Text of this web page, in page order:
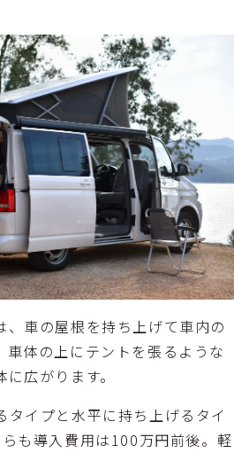
、車の屋根を持ち上げて車内の
車体の上にテントを張るような
広がります。
イプと水平に持ち上げるタイ
も導入費用は100万円前後。軽